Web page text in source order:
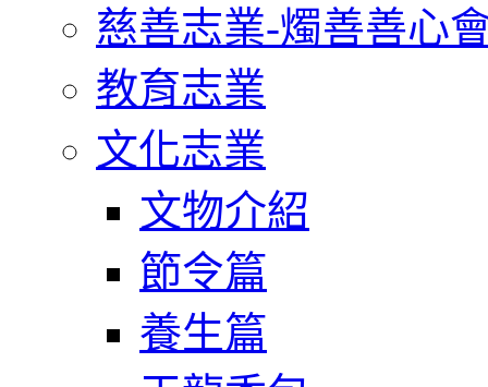
慈善志業-燭善善心
教育志業
文化志業
文物介紹
節令篇
養生篇